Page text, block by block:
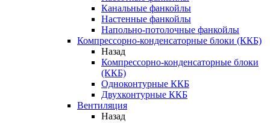
Канальные фанкойлы
Настенные фанкойлы
Напольно-потолочные фанкойлы
Компрессорно-конденсаторные блоки (ККБ)
Назад
Компрессорно-конденсаторные блоки
(ККБ)
Одноконтурные ККБ
Двухконтурные ККБ
Вентиляция
Назад